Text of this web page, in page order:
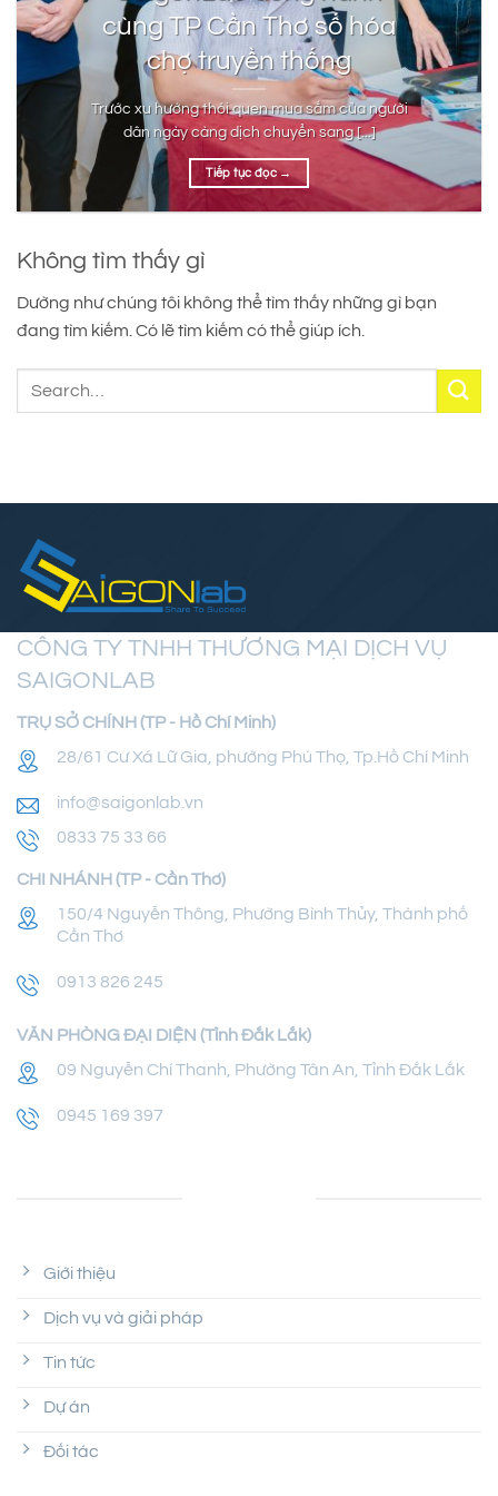
cùng TP Cần Thơ số hóa
chợ truyền thống
Trước xu hướng thói quen mua sắm của người
dân ngày càng dịch chuyển sang [...]
Tiếp tục đọc→
Không tìm thấy gì
Dường như chúng tôi không thể tìm thấy những gì bạn
đang tìm kiếm. Có lẽ tìm kiếm có thể giúp ích.
CÔNG TY TNHH THƯƠNG MẠI DỊCH VỤ
SAIGONLAB
TRỤ SỞ CHÍNH (TP - Hồ Chí Minh)
28/61 Cư Xá Lữ Gia, phường Phú Thọ, Tp.Hồ Chí Minh
info@saigonlab.vn
0833 75 33 66
CHI NHÁNH (TP - Cần Thơ)
150/4 Nguyễn Thông, Phường Bình Thủy, Thành phố
Cần Thơ
0913 826 245
VĂN PHÒNG ĐẠI DIỆN (Tỉnh Đắk Lắk)
09 Nguyễn Chí Thanh, Phường Tân An, Tỉnh Đắk Lắk
0945 169 397
Giới thiệu
Dịch vụ và giải pháp
Tin tức
Dự án
Đối tác